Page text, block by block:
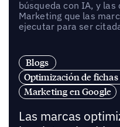
búsqueda con IA, y
Marketing que las
ejecutar para ser
Blogs
Optimización de fichas
Marketing en Google
Las marcas